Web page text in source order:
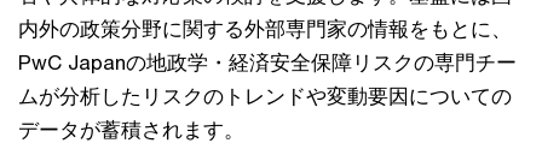
内外の政策分野に関する外部専門家の情報をもとに、
PwC Japanの地政学・経済安全保障リスクの専門チー
ムが分析したリスクのトレンドや変動要因についての
データが蓄積されます。